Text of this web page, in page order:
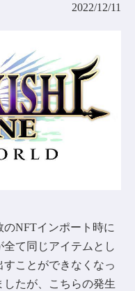
2022/12/11
のNFTインポート時に
て同じアイテムとし
ことができなくなっ
たが、こちらの発生